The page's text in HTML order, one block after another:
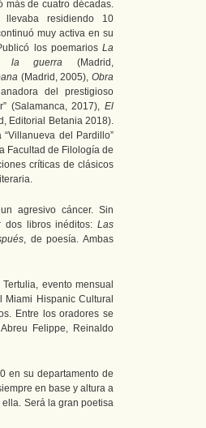
más de cuatro décadas.
llevaba residiendo 10
muy activa en su
los poemarios La
la guerra (Madrid,
(Madrid, 2005), Obra
del prestigioso
(Salamanca, 2017), El
Editorial Betania 2018).
del Pardillo”
Facultad de Filología de
críticas de clásicos
agresivo cáncer. Sin
dos libros inéditos: Las
, de poesía. Ambas
evento mensual
Hispanic Cultural
Entre los oradores se
Felippe, Reinaldo
en su departamento de
en base y altura a
Será la gran poetisa